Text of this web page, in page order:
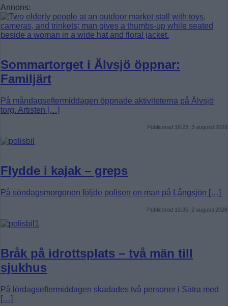
Annons:
Sommartorget i Älvsjö öppnar:
Familjärt
På måndagseftermiddagen öppnade aktiviteterna på Älvsjö
torg. Artisten […]
Publicerad 16:23, 3 augusti 2026
Flydde i kajak – greps
På söndagsmorgonen följde polisen en man på Långsjön […]
Publicerad 13:35, 2 augusti 2026
Bråk på idrottsplats – två män till
sjukhus
På lördagseftermiddagen skadades två personer i Sätra med
[…]